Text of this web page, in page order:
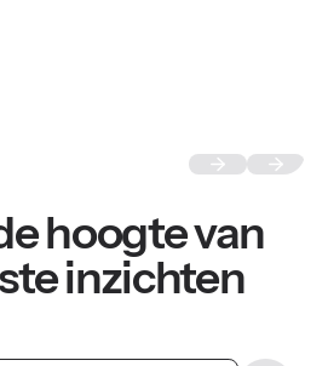
hoogte van
inzichten